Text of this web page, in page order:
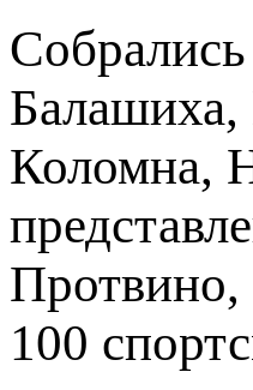
Балашиха,
Коломна,
Протвино,
100